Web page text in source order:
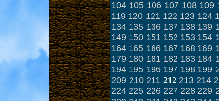
104 105 106 107 108 109
119 120 121 122 123 124
134 135 136 137 138 139
149 150 151 152 153 154
164 165 166 167 168 169
179 180 181 182 183 184
194 195 196 197 198 199
209 210 211 212 213 214
224 225 226 227 228 229